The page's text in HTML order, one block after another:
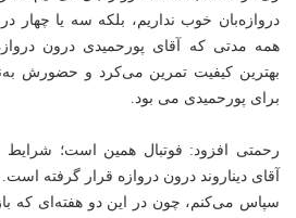
دروازه‌بان خوب نداریم، بلکه سه یا چهار
همه مدتی که آقای پورحمیدی درون
بهترین کیفیت تمرین می‌کرد و حضورش
برای پورحمیدی می بود.
رحمتی افزود: فوتبال همین است؛
آقای دیناروند درون دروازه قرار گرفته
سپاس می‌کنم، چون در این دو هفته‌ای که